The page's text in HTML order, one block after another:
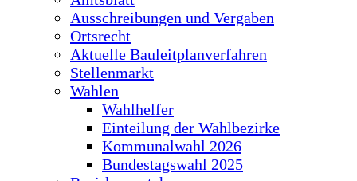
Ausschreibungen und Vergaben
Ortsrecht
Aktuelle Bauleitplanverfahren
Stellenmarkt
Wahlen
Wahlhelfer
Einteilung der Wahlbezirke
Kommunalwahl 2026
Bundestagswahl 2025